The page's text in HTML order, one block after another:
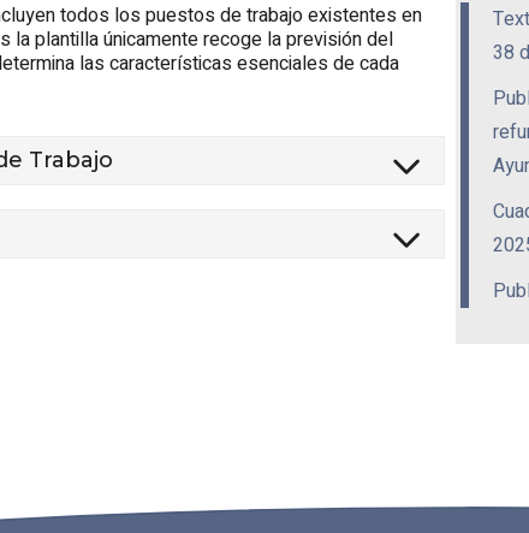
todos los puestos de trabajo existentes en
la plantilla únicamente recoge la previsión del
las características esenciales de cada
Trabajo
38